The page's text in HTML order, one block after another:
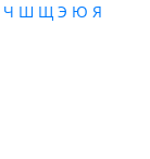
Ч Ш Щ Э Ю Я